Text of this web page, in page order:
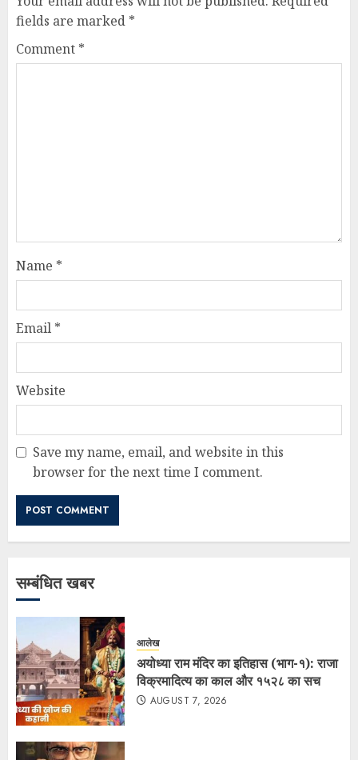
fields are marked *
Comment *
Name *
Email *
Website
Save my name, email, and website in this
browser for the next time I comment.
सम्बंधित खबर
आलेख
अयोध्या राम मंदिर का इतिहास (भाग-१): राजा
विक्रमादित्य का काल और १५२८ का सच
AUGUST 7, 2026